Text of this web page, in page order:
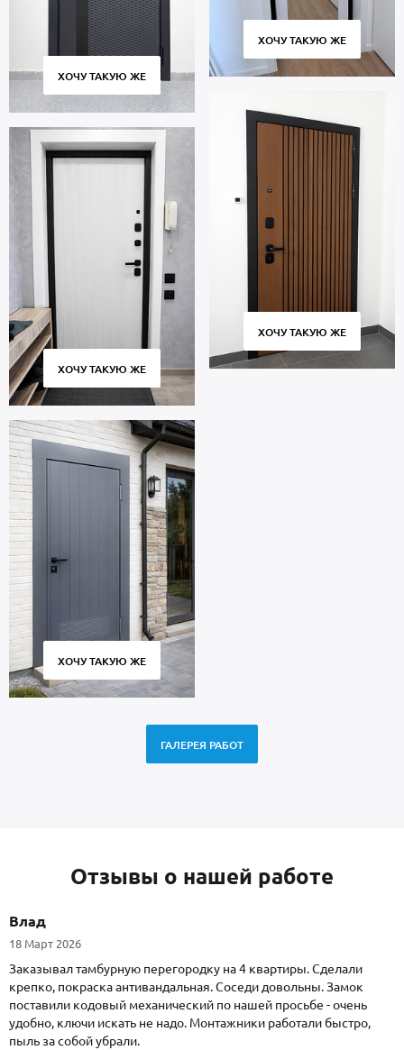
ХОЧУ ТАКУЮ ЖЕ
ХОЧУ ТАКУЮ ЖЕ
ХОЧУ ТАКУЮ ЖЕ
ХОЧУ ТАКУЮ ЖЕ
ХОЧУ ТАКУЮ ЖЕ
ГАЛЕРЕЯ РАБОТ
Отзывы о нашей работе
Влад
18 Март 2026
Заказывал тамбурную перегородку на 4 квартиры. Сделали
крепко, покраска антивандальная. Соседи довольны. Замок
поставили кодовый механический по нашей просьбе - очень
удобно, ключи искать не надо. Монтажники работали быстро,
пыль за собой убрали.